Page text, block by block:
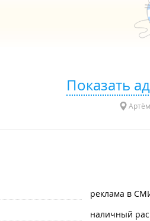
Показать
Артём
реклама в
наличный